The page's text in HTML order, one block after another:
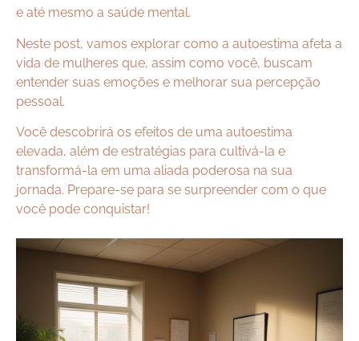
e até mesmo a saúde mental.
Neste post, vamos explorar como a autoestima afeta a
vida de mulheres que, assim como você, buscam
entender suas emoções e melhorar sua percepção
pessoal.
Você descobrirá os efeitos de uma autoestima
elevada, além de estratégias para cultivá-la e
transformá-la em uma aliada poderosa na sua
jornada. Prepare-se para se surpreender com o que
você pode conquistar!